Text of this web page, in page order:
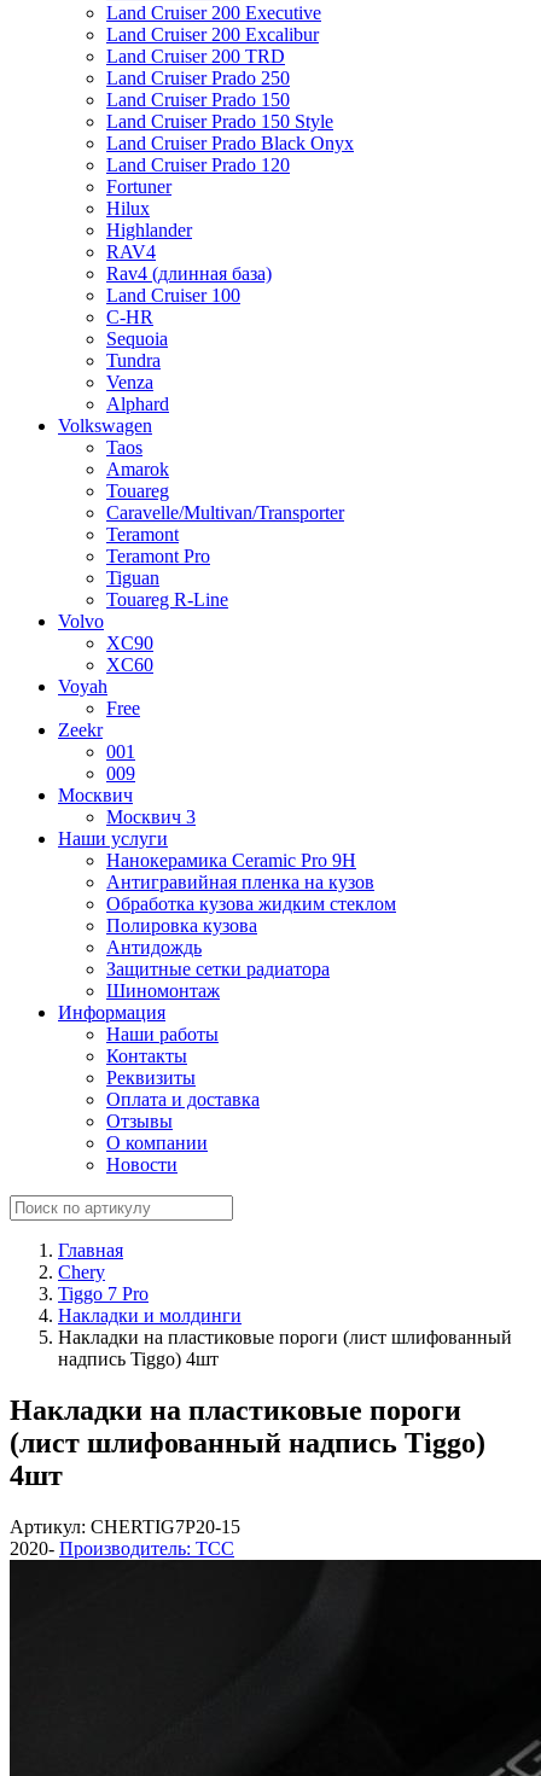
Land Cruiser 200 Executive
Land Cruiser 200 Excalibur
Land Cruiser 200 TRD
Land Cruiser Prado 250
Land Cruiser Prado 150
Land Cruiser Prado 150 Style
Land Cruiser Prado Black Onyx
Land Cruiser Prado 120
Fortuner
Hilux
Highlander
RAV4
Rav4 (длинная база)
Land Cruiser 100
C-HR
Sequoia
Tundra
Venza
Alphard
Volkswagen
Taos
Amarok
Touareg
Caravelle/Multivan/Transporter
Teramont
Teramont Pro
Tiguan
Touareg R-Line
Volvo
XC90
XC60
Voyah
Free
Zeekr
001
009
Москвич
Москвич 3
Наши услуги
Нанокерамика Ceramic Pro 9H
Антигравийная пленка на кузов
Обработка кузова жидким стеклом
Полировка кузова
Антидождь
Защитные сетки радиатора
Шиномонтаж
Информация
Наши работы
Контакты
Реквизиты
Оплата и доставка
Отзывы
О компании
Новости
Главная
Chery
Tiggo 7 Pro
Накладки и молдинги
Накладки на пластиковые пороги (лист шлифованный
надпись Tiggo) 4шт
Накладки на пластиковые пороги
(лист шлифованный надпись Tiggo)
4шт
Артикул: CHERTIG7P20-15
2020- Производитель: ТСС